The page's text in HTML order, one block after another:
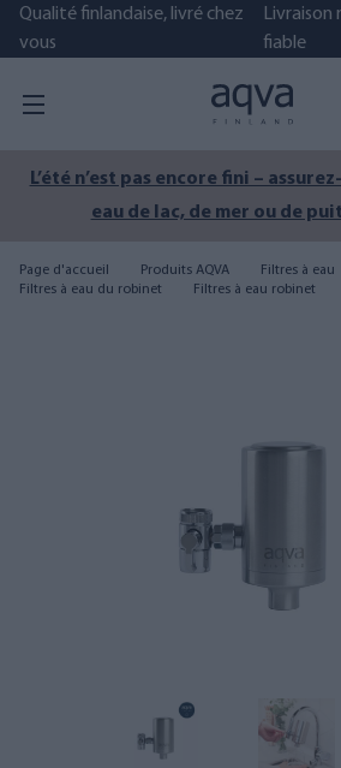
Qualité finlandaise, livré chez
vous
Livraison
fiable
L’été n’est pas encore fini –
eau de lac, de mer ou de
Page d'accueil Produits AQVA
Filtres à eau
Filtres à eau du robinet
Filtres à eau robinet